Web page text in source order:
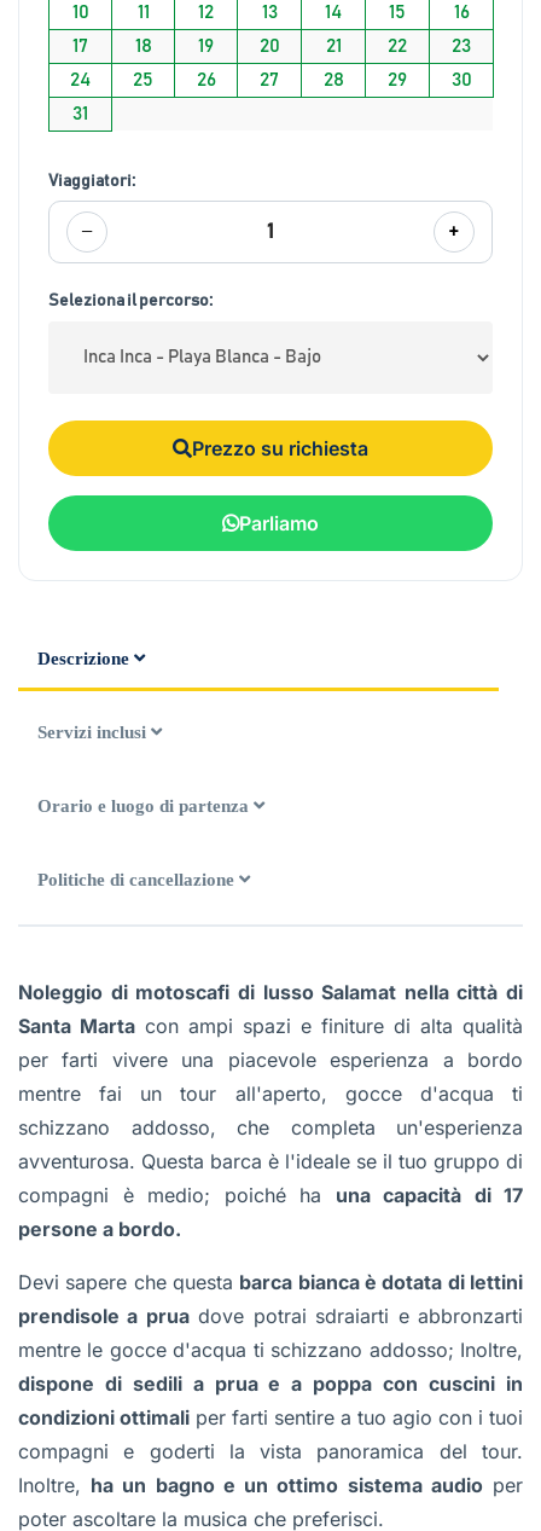
10
11 12 13 14 15
16
17
18 19 20 21 22
23
24
25 26 27 28 29
30
31
Viaggiatori:
− 1 +
Seleziona il percorso:
Prezzo su richiesta
Parliamo
Descrizione
Servizi inclusi
Orario e luogo di partenza
Politiche di cancellazione
Noleggio di motoscafi di lusso Salamat nella città di
Santa Marta con ampi spazi e finiture di alta qualità
per farti vivere una piacevole esperienza a bordo
mentre fai un tour all'aperto, gocce d'acqua ti
schizzano addosso, che completa un'esperienza
avventurosa. Questa barca è l'ideale se il tuo gruppo di
compagni è medio; poiché ha una capacità di 17
persone a bordo.
Devi sapere che questa barca bianca è dotata di lettini
prendisole a pruadove potrai sdraiarti e abbronzarti
mentre le gocce d'acqua ti schizzano addosso; Inoltre,
dispone di sedili a prua e a poppa con cuscini in
condizioni ottimali per farti sentire a tuo agio con i tuoi
compagni e goderti la vista panoramica del tour.
Inoltre, ha un bagno e un ottimo sistema audioper
poter ascoltare la musica che preferisci.